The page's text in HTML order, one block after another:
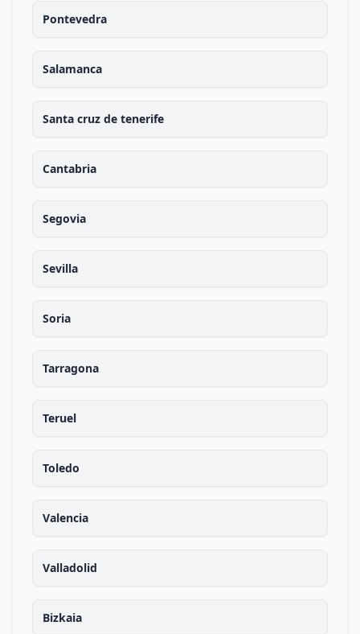
Pontevedra
Salamanca
Santa cruz de tenerife
Cantabria
Segovia
Sevilla
Soria
Tarragona
Teruel
Toledo
Valencia
Valladolid
Bizkaia